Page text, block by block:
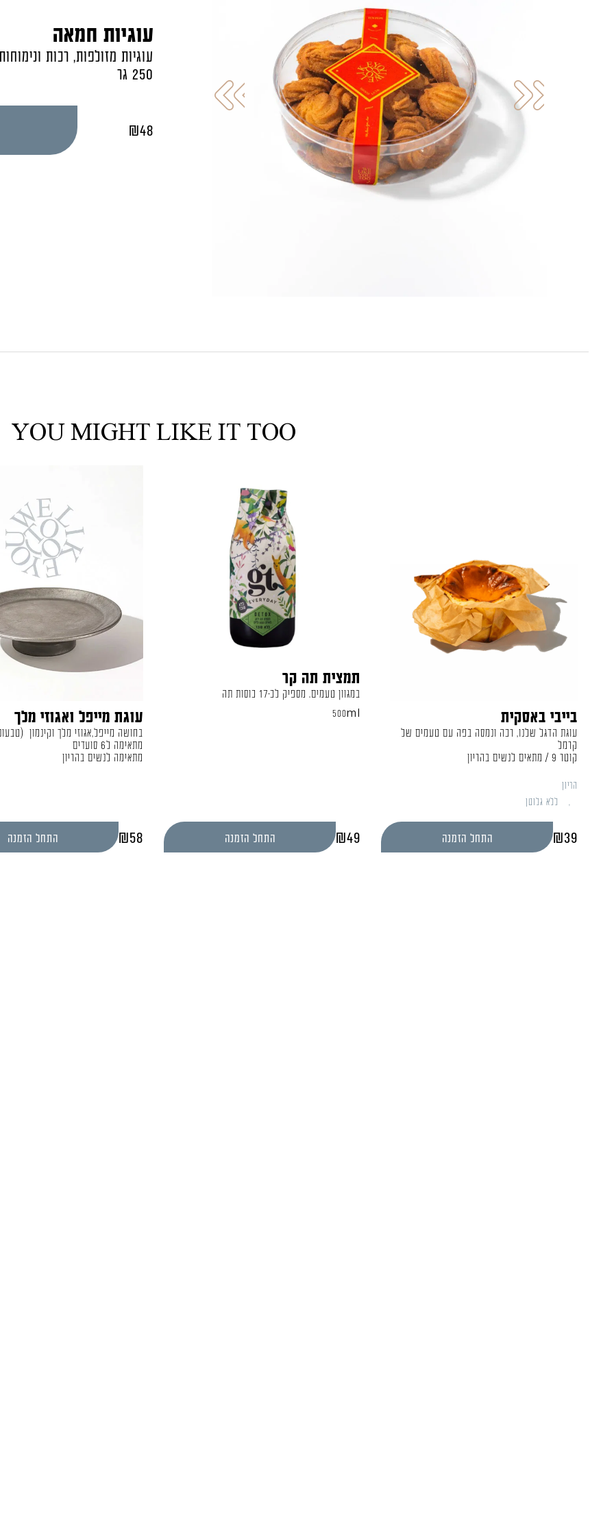
עוגיות חמאה
עוגיות מזולפות, רכות
250 גר
48
₪
YOU MIGHT LIKE IT TOO
בייבי באסקית
עוגת הדגל שלנו, רכה ונמסה בפה עם טעמים של
קרמל
קוטר 9 / מתאים לנשים בהריון
הריון
ללא גלוטן
39
₪ התחל הזמנה
תמצית תה קר
במגוון טעמים. מספיק לכ-17 כוסות תה
500ml
49
₪ התחל הזמנה
עוגת מייפל ואגוזי מלך
בחושה מייפל,אגוזי מלך וקינמון
מתאימה ל6 סועדים
מתאימה לנשים בהריון
58
₪ התחל הזמנה